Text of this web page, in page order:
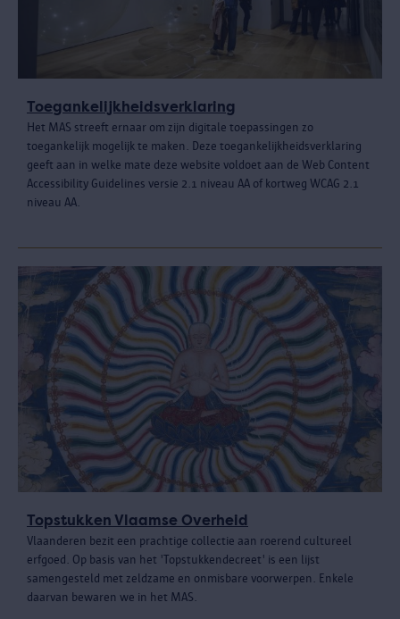
Toegankelijkheidsverklaring
Het MAS streeft ernaar om zijn digitale toepassingen zo
toegankelijk mogelijk te maken. Deze toegankelijkheidsverklaring
geeft aan in welke mate deze website voldoet aan de Web Content
Accessibility Guidelines versie 2.1 niveau AA of kortweg WCAG 2.1
niveau AA.
Topstukken Vlaamse Overheid
Vlaanderen bezit een prachtige collectie aan roerend cultureel
erfgoed. Op basis van het 'Topstukkendecreet' is een lijst
samengesteld met zeldzame en onmisbare voorwerpen. Enkele
daarvan bewaren we in het MAS.